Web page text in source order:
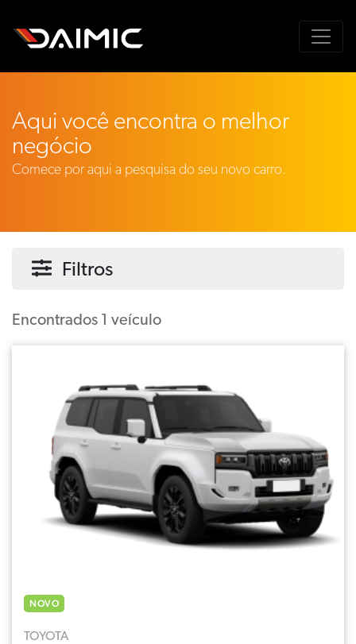
Aqui você encontra o melhor
negócio
Comece por aqui a pesquisa do seu novo carro.
Filtros
Encontrados 1 veículo
NOVO
TOYOTA